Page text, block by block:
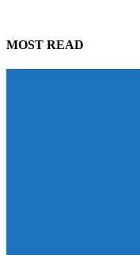
MOST READ
STECON ปลื้มนักลงทุน